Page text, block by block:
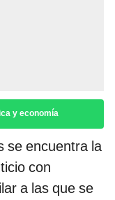
y economía
se encuentra la
con
a las que se